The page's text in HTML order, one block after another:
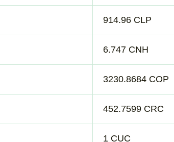
914.96 CLP
6.747 CNH
3230.8684 COP
452.7599 CRC
1 CUC